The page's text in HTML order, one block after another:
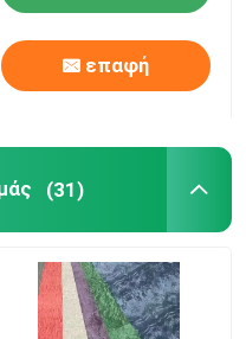
επαφή
(31)